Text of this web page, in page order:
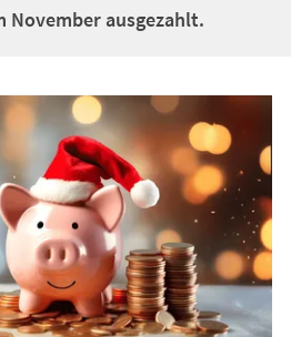
November ausgezahlt.